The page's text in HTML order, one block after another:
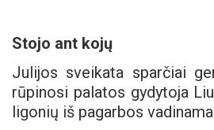
Stojo ant kojų
Julijos sveikata sparčiai
rūpinosi palatos gydytoja
ligonių iš pagarbos